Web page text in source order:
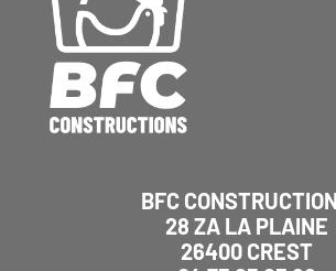
BFC
28 ZA LA PLAINE
26400 CREST